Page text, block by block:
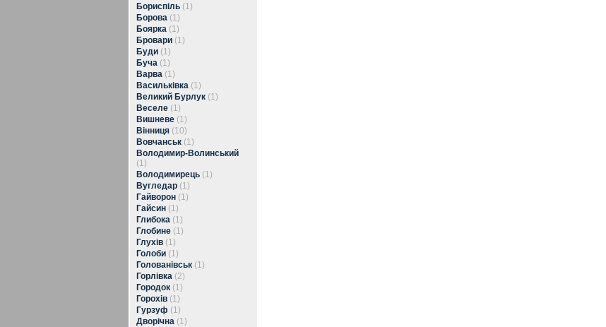
Бориспіль (1)
Борова (1)
Боярка (1)
Бровари (1)
Буди (1)
Буча (1)
Варва (1)
Васильківка (1)
Великий Бурлук (1)
Веселе (1)
Вишневе (1)
Вінниця (10)
Вовчанськ (1)
Володимир-Волинський
(1)
Володимирець (1)
Вугледар (1)
Гайворон (1)
Гайсин (1)
Глибока (1)
Глобине (1)
Глухів (1)
Голоби (1)
Голованівськ (1)
Горлівка (2)
Городок (1)
Горохів (1)
Гурзуф (1)
Дворічна (1)